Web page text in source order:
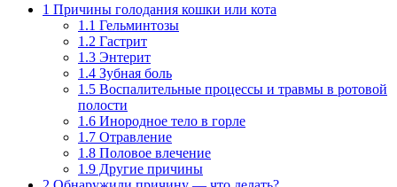
1 Причины голодания кошки или кота
1.1 Гельминтозы
1.2 Гастрит
1.3 Энтерит
1.4 Зубная боль
1.5 Воспалительные процессы и травмы в ротовой
полости
1.6 Инородное тело в горле
1.7 Отравление
1.8 Половое влечение
1.9 Другие причины